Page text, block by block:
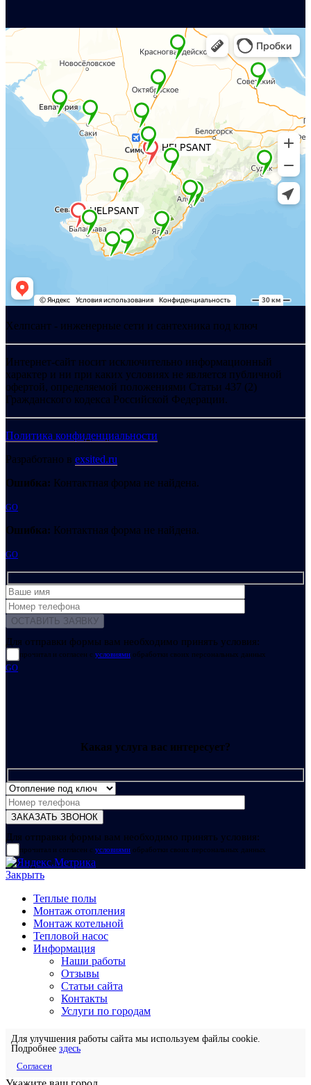
Хелпсант - инженерные сети и сантехника под ключ
Интернет-сайт носит исключительно информационный
характер и ни при каких условиях не является публичной
офертой, определяемой положениями Статьи 437 (2)
Гражданского кодекса Российской Федерации.
Политика конфиденциальности
Разработано в exsited.ru
Ошибка: Контактная форма не найдена.
GO
Ошибка: Контактная форма не найдена.
GO
Для отправки формы вам необходимо принять условия:
прочитал и согласен с условиями обработки своих персональных данных
GO
Какая услуга вас интересует?
Для отправки формы вам необходимо принять условия:
прочитал и согласен с условиями обработки своих персональных данных
Закрыть
Теплые полы
Монтаж отопления
Монтаж котельной
Тепловой насос
Информация
Наши работы
Отзывы
Статьи сайта
Контакты
Услуги по городам
Для улучшения работы сайта мы используем файлы cookie.
Подробнее здесь
Согласен